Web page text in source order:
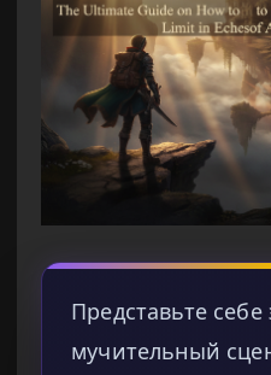
Представьте себе
мучительный